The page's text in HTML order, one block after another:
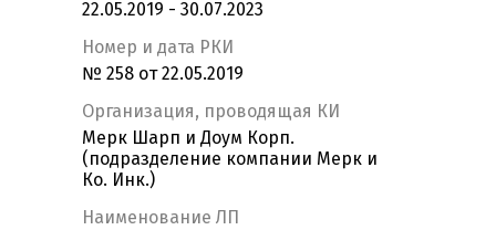
22.05.2019 - 30.07.2023
Номер и дата РКИ
№ 258 от 22.05.2019
Организация, проводящая КИ
Мерк Шарп и Доум Корп.
(подразделение компании Мерк и
Ко. Инк.)
Наименование ЛП